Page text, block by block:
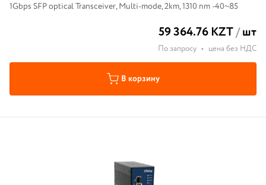
1Gbps SFP optical Transceiver, Multi-mode, 2km, 1310 nm -40~85
59 364.76 KZT/шт
По запросу • цена без НДС
В корзину